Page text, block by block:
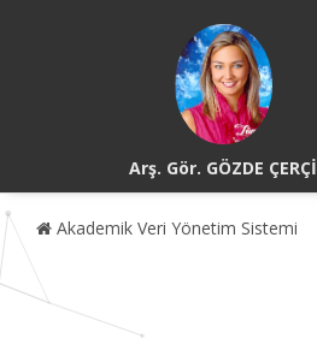
Arş. Gör. GÖZDE ÇERÇİ
Akademik Veri Yönetim Sistemi